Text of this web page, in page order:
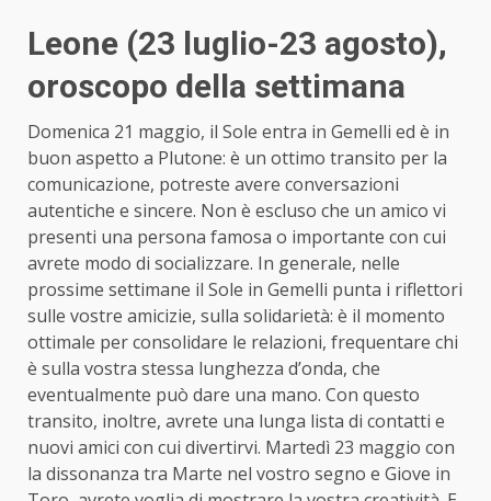
Leone (23 luglio-23 agosto),
oroscopo della settimana
Domenica 21 maggio, il Sole entra in Gemelli ed è in
buon aspetto a Plutone: è un ottimo transito per la
comunicazione, potreste avere conversazioni
autentiche e sincere. Non è escluso che un amico vi
presenti una persona famosa o importante con cui
avrete modo di socializzare. In generale, nelle
prossime settimane il Sole in Gemelli punta i riflettori
sulle vostre amicizie, sulla solidarietà: è il momento
ottimale per consolidare le relazioni, frequentare chi
è sulla vostra stessa lunghezza d’onda, che
eventualmente può dare una mano. Con questo
transito, inoltre, avrete una lunga lista di contatti e
nuovi amici con cui divertirvi. Martedì 23 maggio con
la dissonanza tra Marte nel vostro segno e Giove in